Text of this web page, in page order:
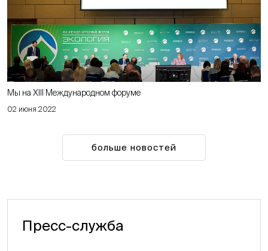
02 июня 2022
Мы на XIII Международном форуме
больше новостей
Пресс-служба